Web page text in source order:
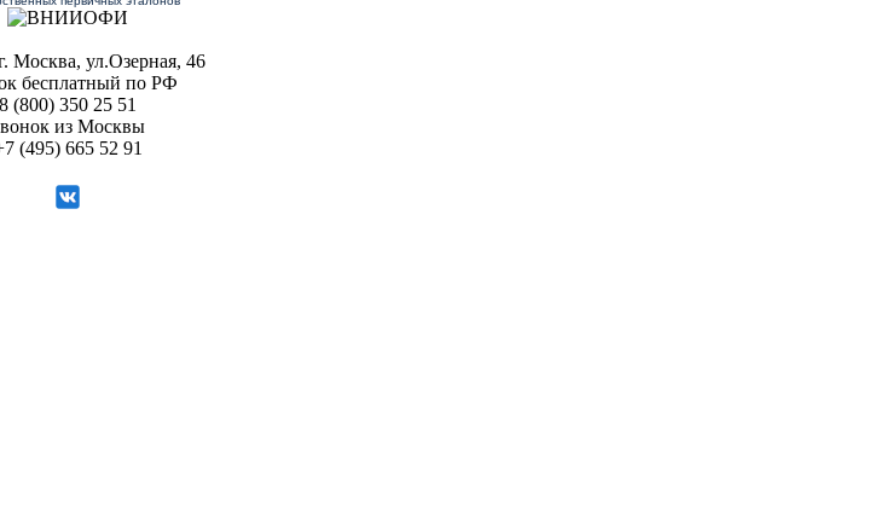
Москва, ул.Озерная, 46
бесплатный по РФ
8 (800) 350 25 51
из Москвы
(495) 665 52 91